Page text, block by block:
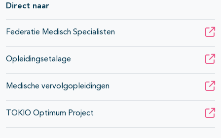
open- en dichtklappen
open- en dichtklappen
Direct naar
Federatie Medisch Specialisten
Opleidingsetalage
Medische vervolgopleidingen
TOKIO Optimum Project